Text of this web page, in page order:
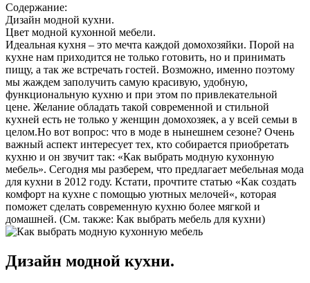
Содержание:
Дизайн модной кухни.
Цвет модной кухонной мебели.
Идеальная кухня – это мечта каждой домохозяйки. Порой на
кухне нам приходится не только готовить, но и принимать
пищу, а так же встречать гостей. Возможно, именно поэтому
мы жаждем заполучить самую красивую, удобную,
функциональную кухню и при этом по привлекательной
цене. Желание обладать такой современной и стильной
кухней есть не только у женщин домохозяек, а у всей семьи в
целом.Но вот вопрос: что в моде в нынешнем сезоне? Очень
важный аспект интересует тех, кто собирается приобретать
кухню и он звучит так: «Как выбрать модную кухонную
мебель». Сегодня мы разберем, что предлагает мебельная мода
для кухни в 2012 году. Кстати, прочтите статью «Как создать
комфорт на кухне с помощью уютных мелочей«, которая
поможет сделать современную кухню более мягкой и
домашней. (См. также: Как выбрать мебель для кухни)
Дизайн модной кухни.